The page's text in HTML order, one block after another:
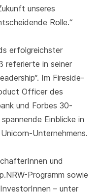
unseres
Rolle.“
erfolgreichster
referierte in seiner
Im Fireside-
Officer des
und Forbes 30-
Einblicke in
Unternehmens.
und
Programm sowie
– unter